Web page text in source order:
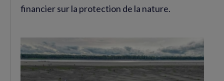
financier sur la protection de la nature.